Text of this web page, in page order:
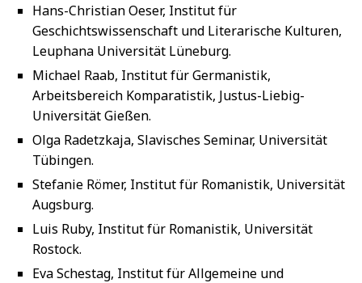
Hans-Christian Oeser, Institut für
Geschichtswissenschaft und Literarische Kulturen,
Leuphana Universität Lüneburg.
Michael Raab, Institut für Germanistik,
Arbeitsbereich Komparatistik, Justus-Liebig-
Universität Gießen.
Olga Radetzkaja, Slavisches Seminar, Universität
Tübingen.
Stefanie Römer, Institut für Romanistik, Universität
Augsburg.
Luis Ruby, Institut für Romanistik, Universität
Rostock.
Eva Schestag, Institut für Allgemeine und